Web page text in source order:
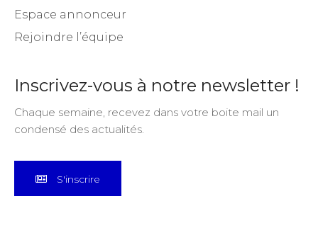
Espace annonceur
Rejoindre l’équipe
Inscrivez-vous à notre newsletter !
Chaque semaine, recevez dans votre boite mail un
condensé des actualités.
S'inscrire